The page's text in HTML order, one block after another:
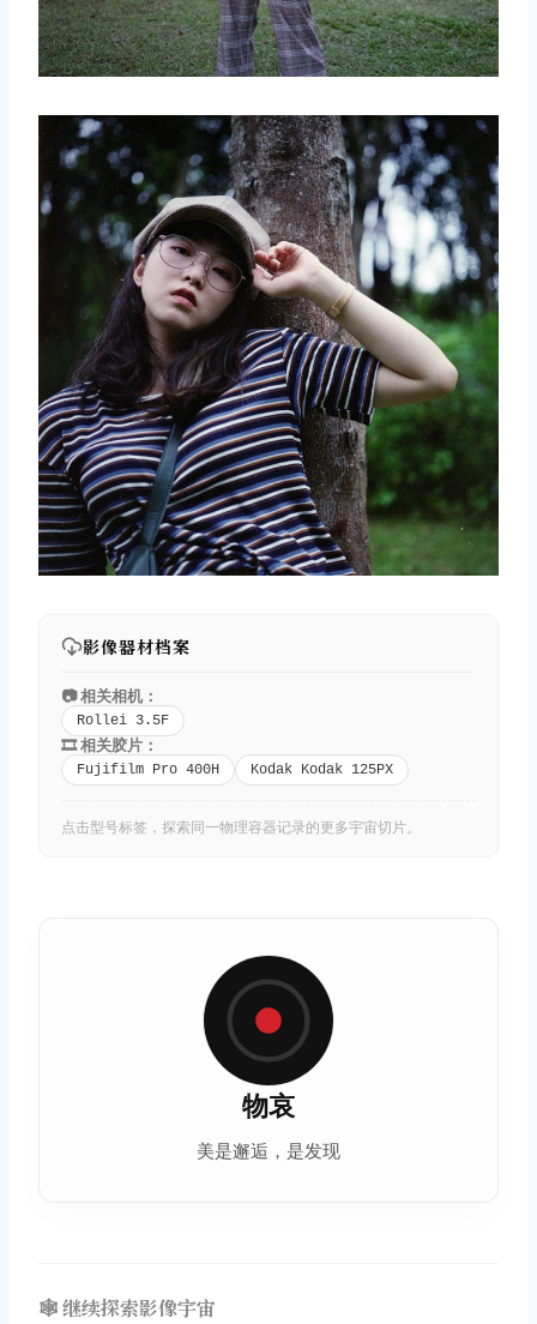
影像器材档案
📷 相关相机：
Rollei 3.5F
🎞️ 相关胶片：
Fujifilm Pro 400H Kodak Kodak 125PX
点击型号标签，探索同一物理容器记录的更多宇宙切片。
物哀
美是邂逅，是发现
🕸️ 继续探索影像宇宙